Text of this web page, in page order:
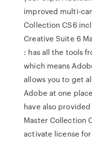
improved multi-
Collection CS6
Creative Suite 6
: has all the tools
which means
allows you to get
Adobe at one
have also
Master Collection
activate license